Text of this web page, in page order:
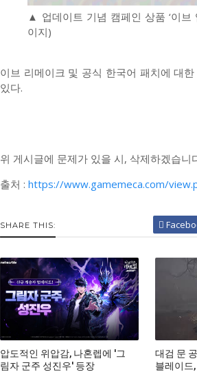
▲ 업데이트 기념 캠페인 상품 ‘이브
이지)
이브 리메이크 및 공식 한국어 패치에 대
있다.
위 게시글에 문제가 있을 시, 삭제하겠습니
출처 : https://www.gamemeca.com/
SHARE THIS:
압도적인 위압감, 나혼렙에 '그
림자 군주 성진우' 등장
대검 문
블레이드,